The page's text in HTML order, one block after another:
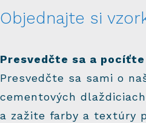
Objednajte si
Presvedčte sa a
Presvedčte sa sami o
cementových
a zažite farby a textúry